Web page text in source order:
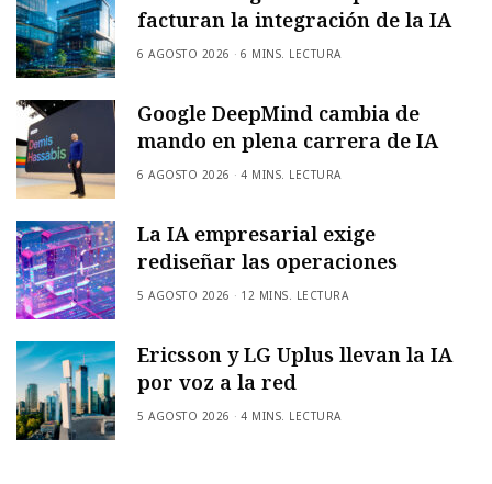
facturan la integración de la IA
6 AGOSTO 2026 6 MINS. LECTURA
Google DeepMind cambia de
mando en plena carrera de IA
6 AGOSTO 2026 4 MINS. LECTURA
La IA empresarial exige
rediseñar las operaciones
5 AGOSTO 2026 12 MINS. LECTURA
Ericsson y LG Uplus llevan la IA
por voz a la red
5 AGOSTO 2026 4 MINS. LECTURA